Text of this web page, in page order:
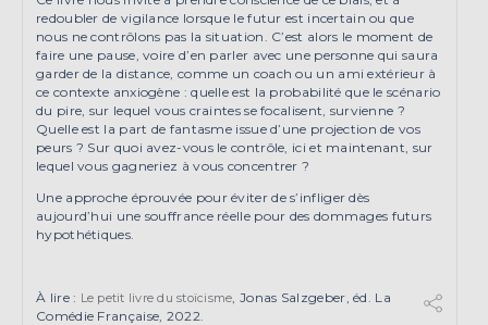
redoubler de vigilance lorsque le futur est incertain ou que
nous ne contrôlons pas la situation. C’est alors le moment de
faire une pause, voire d’en parler avec une personne qui saura
garder de la distance, comme un coach ou un ami extérieur à
ce contexte anxiogène : quelle est la probabilité que le scénario
du pire, sur lequel vous craintes se focalisent, survienne ?
Quelle est la part de fantasme issue d’une projection de vos
peurs ? Sur quoi avez-vous le contrôle, ici et maintenant, sur
lequel vous gagneriez à vous concentrer ?
Une approche éprouvée pour éviter de s’infliger dès
aujourd’hui une souffrance réelle pour des dommages futurs
hypothétiques.
À lire : Le petit livre du stoïcisme , Jonas Salzgeber, éd. La
Comédie Française, 2022.